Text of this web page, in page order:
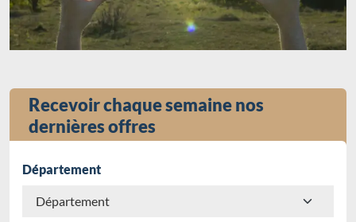
Recevoir chaque semaine nos
dernières offres
Département